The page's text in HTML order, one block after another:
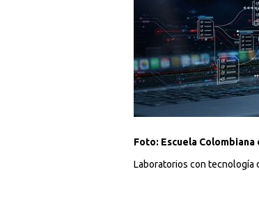
Foto: Escuela
Laboratorios con tecnología